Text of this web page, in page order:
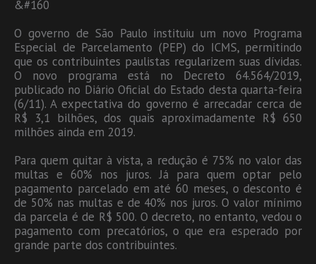
&#160
O governo de São Paulo instituiu um novo Programa
Especial de Parcelamento (PEP) do ICMS, permitindo
que os contribuintes paulistas regularizem suas dívidas.
O novo programa está no Decreto 64.564/2019,
publicado no Diário Oficial do Estado desta quarta-feira
(6/11). A expectativa do governo é arrecadar cerca de
R$ 3,1 bilhões, dos quais aproximadamente R$ 650
milhões ainda em 2019.
Para quem quitar à vista, a redução é 75% no valor das
multas e 60% nos juros. Já para quem optar pelo
pagamento parcelado em até 60 meses, o desconto é
de 50% nas multas e de 40% nos juros. O valor mínimo
da parcela é de R$ 500. O decreto, no entanto, vedou o
pagamento com precatórios, o que era esperado por
grande parte dos contribuintes.